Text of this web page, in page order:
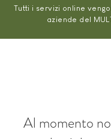
Tutti i servizi online
aziende del
Al momento